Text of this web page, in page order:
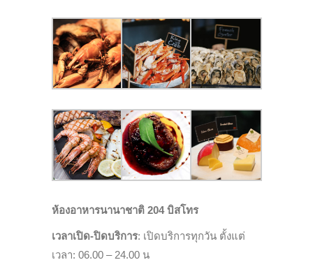
ห้องอาหารนานาชาติ 204 บิสโทร
เวลาเปิด-ปิดบริการ: เปิดบริการทุกวัน ตั้งแต่
เวลา: 06.00 – 24.00 น